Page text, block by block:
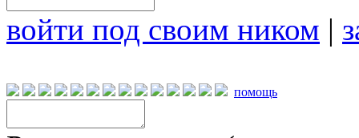
войти под своим ником |
помощь